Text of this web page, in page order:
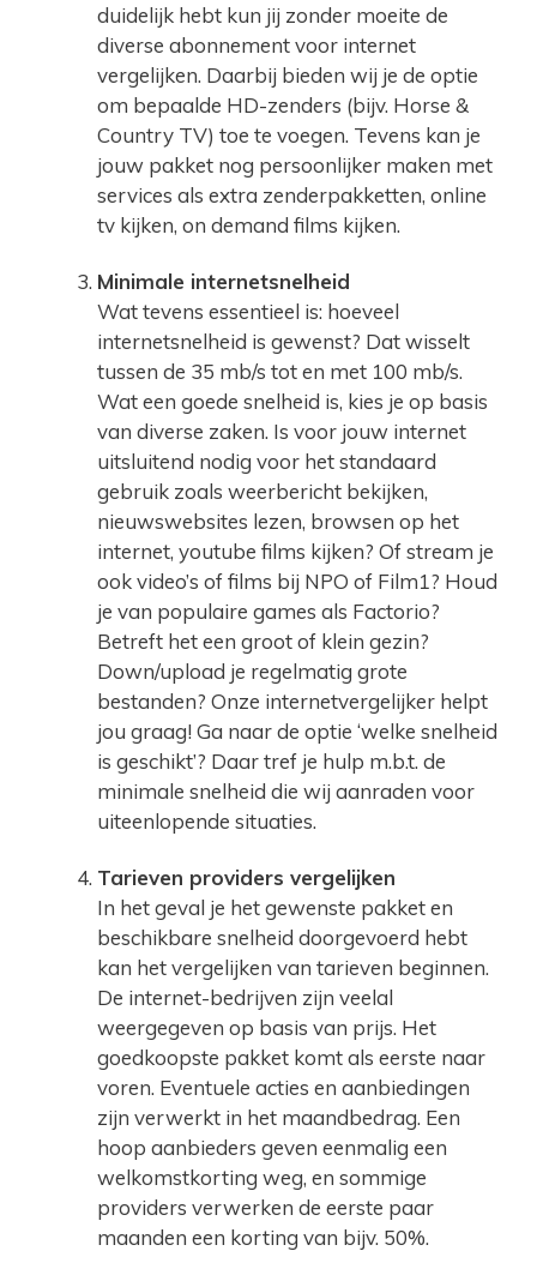
duidelijk hebt kun jij zonder moeite de
diverse abonnement voor internet
vergelijken. Daarbij bieden wij je de optie
om bepaalde HD-zenders (bijv. Horse &
Country TV) toe te voegen. Tevens kan je
jouw pakket nog persoonlijker maken met
services als extra zenderpakketten, online
tv kijken, on demand films kijken.
Minimale internetsnelheid
Wat tevens essentieel is: hoeveel
internetsnelheid is gewenst? Dat wisselt
tussen de 35 mb/s tot en met 100 mb/s.
Wat een goede snelheid is, kies je op basis
van diverse zaken. Is voor jouw internet
uitsluitend nodig voor het standaard
gebruik zoals weerbericht bekijken,
nieuwswebsites lezen, browsen op het
internet, youtube films kijken? Of stream je
ook video’s of films bij NPO of Film1? Houd
je van populaire games als Factorio?
Betreft het een groot of klein gezin?
Down/upload je regelmatig grote
bestanden? Onze internetvergelijker helpt
jou graag! Ga naar de optie ‘welke snelheid
is geschikt’? Daar tref je hulp m.b.t. de
minimale snelheid die wij aanraden voor
uiteenlopende situaties.
Tarieven providers vergelijken
In het geval je het gewenste pakket en
beschikbare snelheid doorgevoerd hebt
kan het vergelijken van tarieven beginnen.
De internet-bedrijven zijn veelal
weergegeven op basis van prijs. Het
goedkoopste pakket komt als eerste naar
voren. Eventuele acties en aanbiedingen
zijn verwerkt in het maandbedrag. Een
hoop aanbieders geven eenmalig een
welkomstkorting weg, en sommige
providers verwerken de eerste paar
maanden een korting van bijv. 50%.